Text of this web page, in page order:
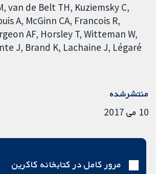
van de Belt TH Kuziemsky C
A McGinn CA Francois R
AF Horsley T Witteman W
J Brand K Lachaine J Légaré
منتشرشده
10 می 2017
مرور کامل در کتابخانه کاکرین